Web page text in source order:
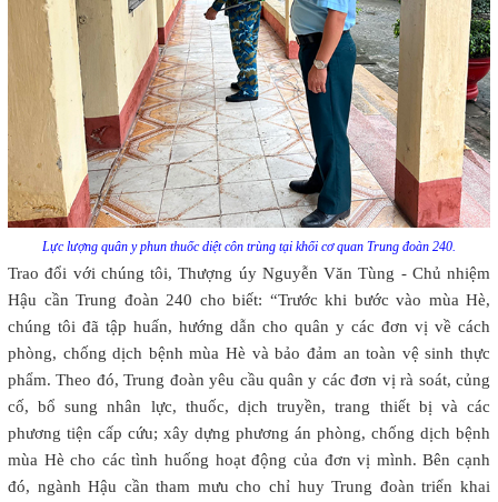
Lực lượng quân y phun thuốc diệt côn trùng tại khối cơ quan Trung đoàn 240.
Trao đổi với chúng tôi, Thượng úy Nguyễn Văn Tùng - Chủ nhiệm
Hậu cần Trung đoàn 240 cho biết: “Trước khi bước vào mùa Hè,
chúng tôi đã tập huấn, hướng dẫn cho quân y các đơn vị về cách
phòng, chống dịch bệnh mùa Hè và bảo đảm an toàn vệ sinh thực
phẩm. Theo đó, Trung đoàn yêu cầu quân y các đơn vị rà soát, củng
cố, bổ sung nhân lực, thuốc, dịch truyền, trang thiết bị và các
phương tiện cấp cứu; xây dựng phương án phòng, chống dịch bệnh
mùa Hè cho các tình huống hoạt động của đơn vị mình. Bên cạnh
đó, ngành Hậu cần tham mưu cho chỉ huy Trung đoàn triển khai